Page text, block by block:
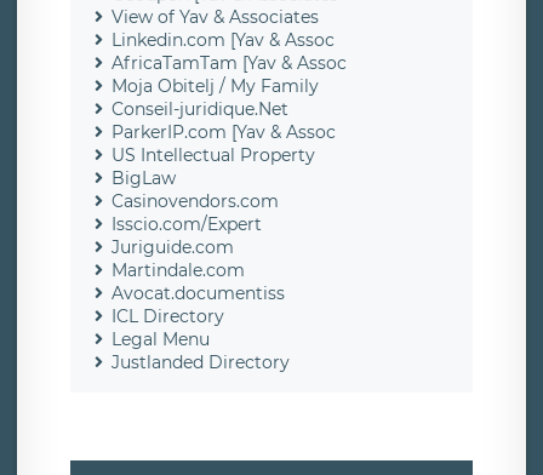
View of Yav & Associates
Linkedin.com [Yav & Assoc
AfricaTamTam [Yav & Assoc
Moja Obitelj / My Family
Conseil-juridique.Net
ParkerIP.com [Yav & Assoc
US Intellectual Property
BigLaw
Casinovendors.com
Isscio.com/Expert
Juriguide.com
Martindale.com
Avocat.documentiss
ICL Directory
Legal Menu
Justlanded Directory